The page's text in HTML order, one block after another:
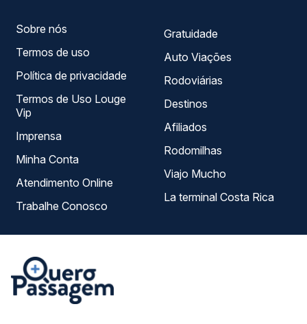
Sobre nós
Termos de uso
Política de privacidade
Termos de Uso Louge
Vip
Imprensa
Minha Conta
Atendimento Online
Trabalhe Conosco
Gratuidade
Auto Viações
Rodoviárias
Destinos
Afiliados
Rodomilhas
Viajo Mucho
La terminal Costa Rica